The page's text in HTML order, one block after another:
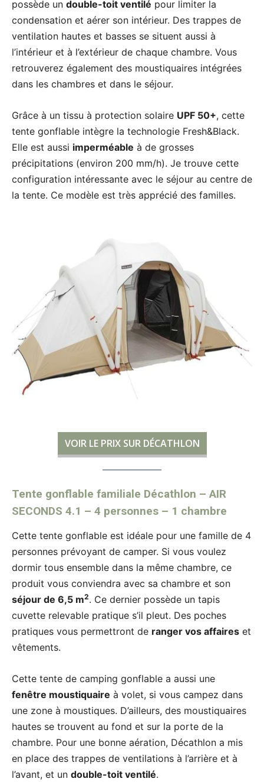
possède un double-toit ventilé pour limiter la
condensation et aérer son intérieur. Des trappes de
ventilation hautes et basses se situent aussi à
l’intérieur et à l’extérieur de chaque chambre. Vous
retrouverez également des moustiquaires intégrées
dans les chambres et dans le séjour.
Grâce à un tissu à protection solaire UPF 50+, cette
tente gonflable intègre la technologie Fresh&Black.
Elle est aussi imperméable à de grosses
précipitations (environ 200 mm/h). Je trouve cette
configuration intéressante avec le séjour au centre de
la tente. Ce modèle est très apprécié des familles.
VOIR LE PRIX SUR DÉCATHLON
Tente gonflable familiale Décathlon – AIR
SECONDS 4.1 – 4 personnes – 1 chambre
Cette tente gonflable est idéale pour une famille de 4
personnes prévoyant de camper. Si vous voulez
dormir tous ensemble dans la même chambre, ce
produit vous conviendra avec sa chambre et son
séjour de 6,5 m2. Ce dernier possède un tapis
cuvette relevable pratique s’il pleut. Des poches
pratiques vous permettront de ranger vos affaires et
vêtements.
Cette tente de camping gonflable a aussi une
fenêtre moustiquaire à volet, si vous campez dans
une zone à moustiques. D’ailleurs, des moustiquaires
hautes se trouvent au fond et sur la porte de la
chambre. Pour une bonne aération, Décathlon a mis
en place des trappes de ventilations à l’arrière et à
l’avant, et un double-toit ventilé.